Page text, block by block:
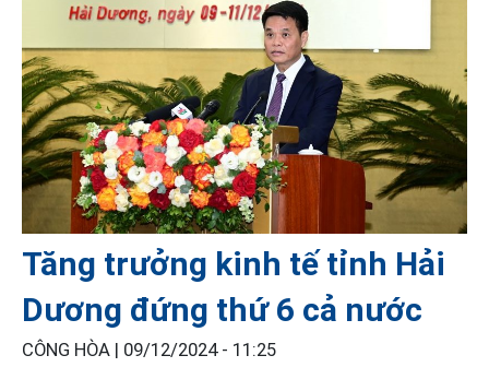
Tăng trưởng kinh tế tỉnh Hải
Dương đứng thứ 6 cả nước
CÔNG HÒA | 09/12/2024 - 11:25